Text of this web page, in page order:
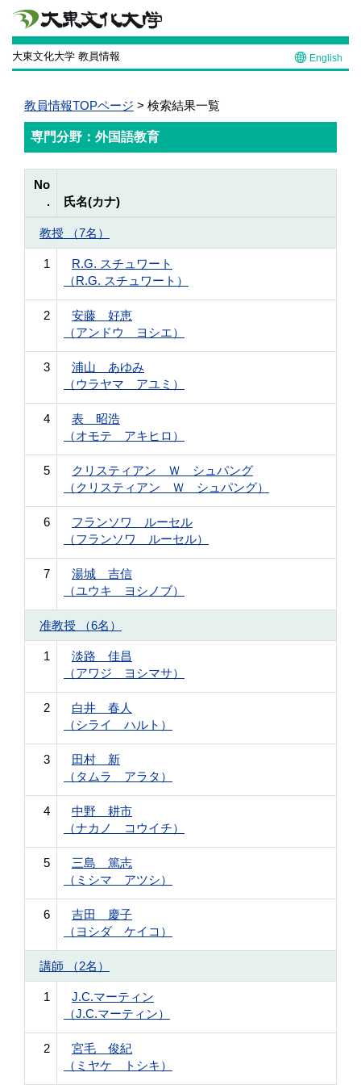
大東文化大学 教員情報 English
教員情報TOPページ > 検索結果一覧
専門分野：外国語教育
No
.
氏名(カナ)
教授 （7名）
1
R.G. スチュワート
（R.G. スチュワート）
2
安藤 好恵
（アンドウ ヨシエ）
3
浦山 あゆみ
（ウラヤマ アユミ）
4
表 昭浩
（オモテ アキヒロ）
5
クリスティアン Ｗ シュパング
（クリスティアン Ｗ シュパング）
6
フランソワ ルーセル
（フランソワ ルーセル）
7
湯城 吉信
（ユウキ ヨシノブ）
准教授 （6名）
1
淡路 佳昌
（アワジ ヨシマサ）
2
白井 春人
（シライ ハルト）
3
田村 新
（タムラ アラタ）
4
中野 耕市
（ナカノ コウイチ）
5
三島 篤志
（ミシマ アツシ）
6
吉田 慶子
（ヨシダ ケイコ）
講師 （2名）
1
J.C.マーティン
（J.C.マーティン）
2
宮毛 俊紀
（ミヤケ トシキ）